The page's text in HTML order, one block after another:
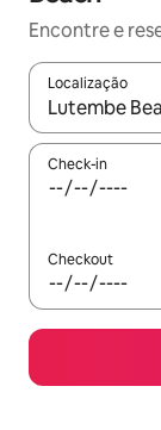
Encontre e
Localização
Quando os
Check-in
Checkout